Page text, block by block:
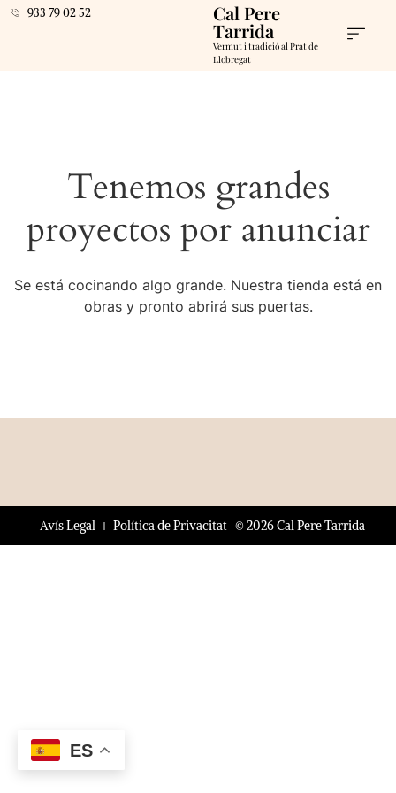
933 79 02 52 Cal Pere
Tarrida
Vermut i tradició al Prat de
Llobregat
Tenemos grandes
proyectos por anunciar
Se está cocinando algo grande. Nuestra tienda está en
obras y pronto abrirá sus puertas.
© 2026 Cal Pere Tarrida
Avís Legal Política de Privacitat
ES